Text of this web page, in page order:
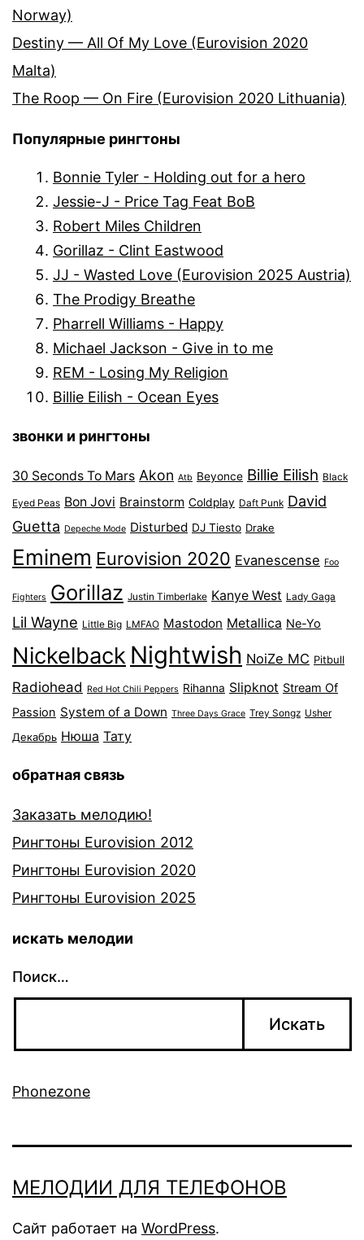
Norway)
Destiny — All Of My Love (Eurovision 2020
Malta)
The Roop — On Fire (Eurovision 2020 Lithuania)
Популярные рингтоны
Bonnie Tyler - Holding out for a hero
Jessie-J - Price Tag Feat BoB
Robert Miles Children
Gorillaz - Clint Eastwood
JJ - Wasted Love (Eurovision 2025 Austria)
The Prodigy Breathe
Pharrell Williams - Happy
Michael Jackson - Give in to me
REM - Losing My Religion
Billie Eilish - Ocean Eyes
звонки и рингтоны
30 Seconds To Mars Akon Atb Beyonce Billie Eilish Black
Eyed Peas Bon Jovi Brainstorm Coldplay Daft Punk David
Guetta Depeche Mode Disturbed DJ Tiesto Drake
Eminem Eurovision 2020 Evanescense Foo
Fighters Gorillaz Justin Timberlake Kanye West Lady Gaga
Lil Wayne Little Big LMFAO Mastodon Metallica Ne-Yo
Nickelback Nightwish NoiZe MC Pitbull
Radiohead Red Hot Chili Peppers Rihanna Slipknot Stream Of
Passion System of a Down Three Days Grace Trey Songz Usher
Декабрь Нюша Тату
обратная связь
Заказать мелодию!
Рингтоны Eurovision 2012
Рингтоны Eurovision 2020
Рингтоны Eurovision 2025
искать мелодии
Поиск…
Phonezone
МЕЛОДИИ ДЛЯ ТЕЛЕФОНОВ
Сайт работает на WordPress.